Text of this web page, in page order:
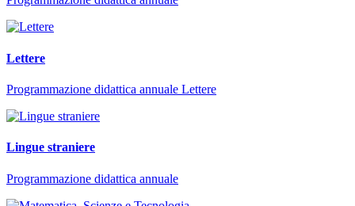
Lettere
Programmazione didattica annuale Lettere
Lingue straniere
Programmazione didattica annuale